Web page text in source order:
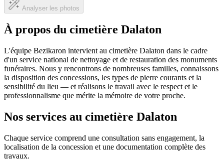
Analyser les photos
À propos du cimetière Dalaton
L'équipe Bezikaron intervient au cimetière Dalaton dans le cadre
d'un service national de nettoyage et de restauration des monuments
funéraires. Nous y rencontrons de nombreuses familles, connaissons
la disposition des concessions, les types de pierre courants et la
sensibilité du lieu — et réalisons le travail avec le respect et le
professionnalisme que mérite la mémoire de votre proche.
Nos services au cimetière Dalaton
Chaque service comprend une consultation sans engagement, la
localisation de la concession et une documentation complète des
travaux.